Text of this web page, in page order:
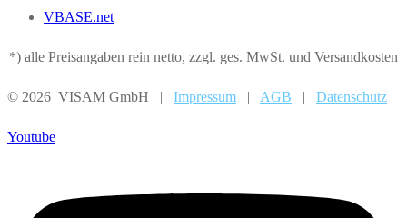
VBASE.net
*) alle Preisangaben rein netto, zzgl. ges. MwSt. und Versandkosten
© 2026 VISAM GmbH | Impressum | AGB | Datenschutz
Youtube